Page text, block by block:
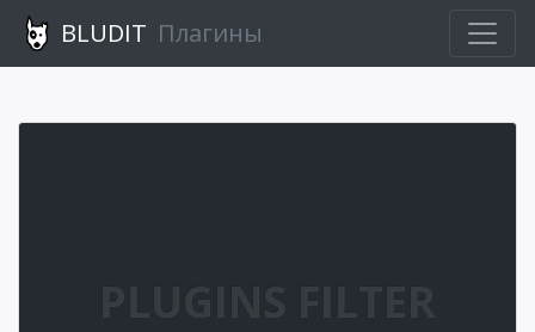
BLUDIT Плагины
PLUGINS FILTER